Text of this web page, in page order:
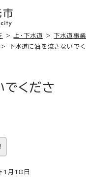
> 上・下水道 >下水道事業
> 下水道に油を流さないでく
くださ
月18日